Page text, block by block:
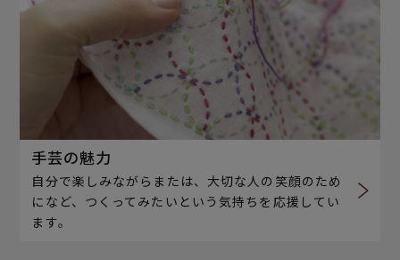
手芸の魅力
自分で楽しみながらまたは、大切な人の笑顔のため
になど、つくってみたいという気持ちを応援してい
ます。